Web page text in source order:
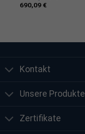
„`
690,09 €
Kontakt
Unsere Produkte
Zertifikate